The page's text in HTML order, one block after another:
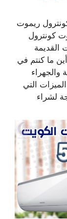
ريموت
كونترول
القديمة
ما كنتم في
والجهراء
التي
لشراء